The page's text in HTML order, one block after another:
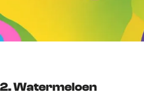
2. Watermeloen